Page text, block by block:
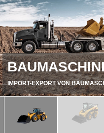
IMPORT-EXPORT VON